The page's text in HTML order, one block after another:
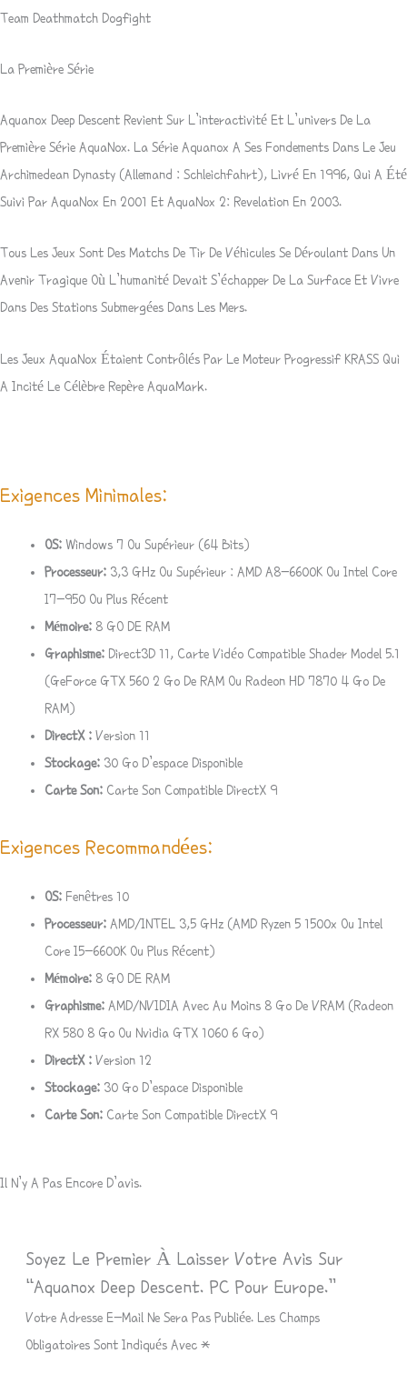
Team Deathmatch Dogfight
La Première Série
Aquanox Deep Descent Revient Sur L’interactivité Et L’univers De La
Première Série AquaNox. La Série Aquanox A Ses Fondements Dans Le Jeu
Archimedean Dynasty (allemand : Schleichfahrt), Livré En 1996, Qui A Été
Suivi Par AquaNox En 2001 Et AquaNox 2: Revelation En 2003.
Tous Les Jeux Sont Des Matchs De Tir De Véhicules Se Déroulant Dans Un
Avenir Tragique Où L’humanité Devait S’échapper De La Surface Et Vivre
Dans Des Stations Submergées Dans Les Mers.
Les Jeux AquaNox Étaient Contrôlés Par Le Moteur Progressif KRASS Qui
A Incité Le Célèbre Repère AquaMark.
Exigences Minimales:
OS:Windows 7 Ou Supérieur (64 Bits)
Processeur: 3,3 GHz Ou Supérieur : AMD A8-6600K Ou Intel Core
I7-950 Ou Plus Récent
Mémoire: 8 GO DE RAM
Graphisme: Direct3D 11, Carte Vidéo Compatible Shader Model 5.1
(GeForce GTX 560 2 Go De RAM Ou Radeon HD 7870 4 Go De
RAM)
DirectX :Version 11
Stockage: 30 Go D’espace Disponible
Carte Son: Carte Son Compatible DirectX 9
Exigences Recommandées:
OS: Fenêtres 10
Processeur:AMD/INTEL 3,5 GHz (AMD Ryzen 5 1500x Ou Intel
Core I5-6600K Ou Plus Récent)
Mémoire: 8 GO DE RAM
Graphisme:AMD/NVIDIA Avec Au Moins 8 Go De VRAM (Radeon
RX 580 8 Go Ou Nvidia GTX 1060 6 Go)
DirectX :Version 12
Stockage: 30 Go D’espace Disponible
Carte Son: Carte Son Compatible DirectX 9
Il N’y A Pas Encore D’avis.
Soyez Le Premier À Laisser Votre Avis Sur
“Aquanox Deep Descent. PC Pour Europe.”
Votre Adresse E-Mail Ne Sera Pas Publiée. Les Champs
Obligatoires Sont Indiqués Avec*